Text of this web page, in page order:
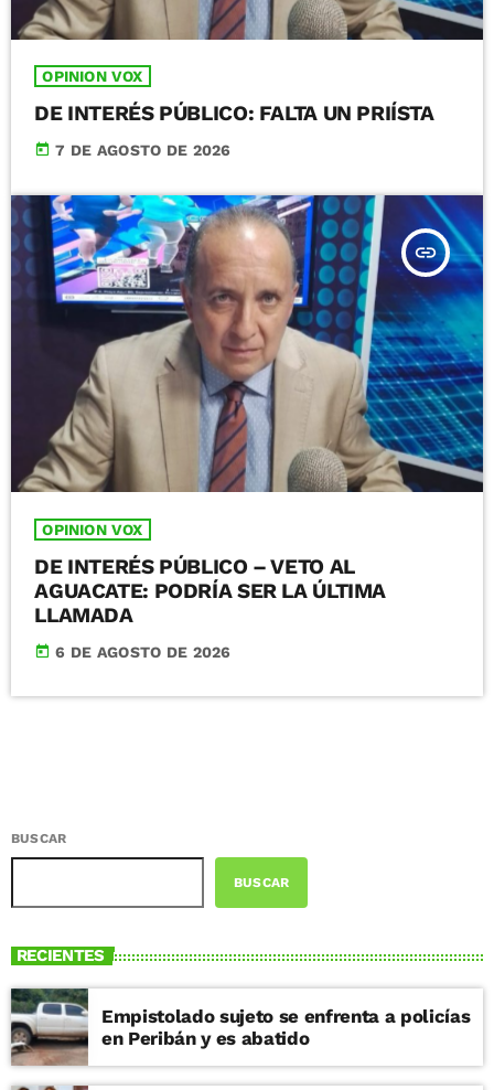
OPINION VOX
DE INTERÉS PÚBLICO: FALTA UN PRIÍSTA
today 7 DE AGOSTO DE 2026
insert_link
OPINION VOX
DE INTERÉS PÚBLICO – VETO AL
AGUACATE: PODRÍA SER LA ÚLTIMA
LLAMADA
today 6 DE AGOSTO DE 2026
BUSCAR
BUSCAR
RECIENTES
Empistolado sujeto se enfrenta a policías
en Peribán y es abatido